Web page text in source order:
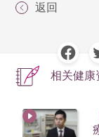
返回
相关健康